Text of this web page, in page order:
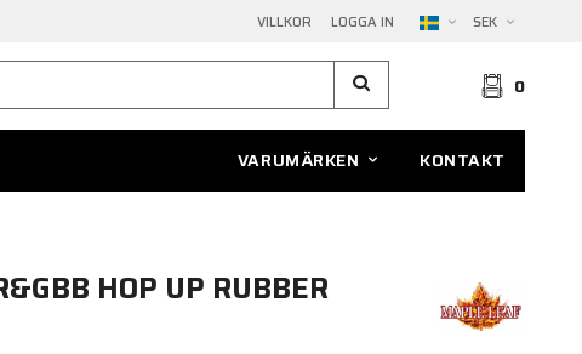
VILLKOR LOGGA IN SEK
0
VARUMÄRKEN KONTAKT
HOP UP RUBBER